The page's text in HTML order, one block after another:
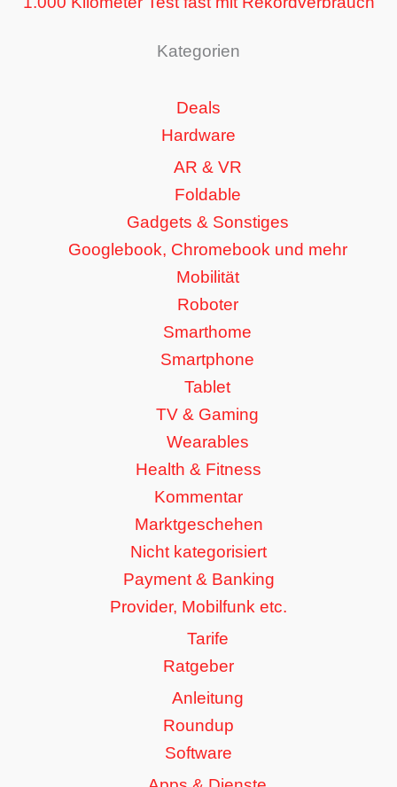
Kategorien
Deals
Hardware
AR & VR
Foldable
Gadgets & Sonstiges
Googlebook, Chromebook und mehr
Mobilität
Roboter
Smarthome
Smartphone
Tablet
TV & Gaming
Wearables
Health & Fitness
Kommentar
Marktgeschehen
Nicht kategorisiert
Payment & Banking
Provider, Mobilfunk etc.
Tarife
Ratgeber
Anleitung
Roundup
Software